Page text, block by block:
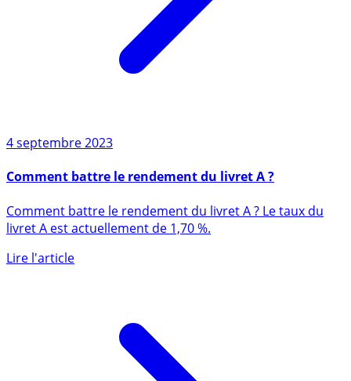
4 septembre 2023
Comment battre le rendement du livret A ?
livret A est actuellement de 1,70 %.